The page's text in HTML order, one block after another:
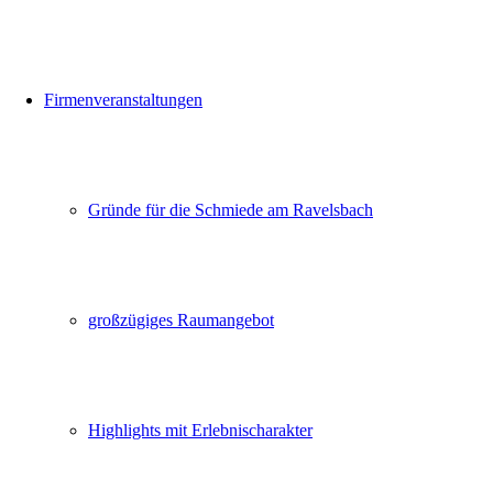
Firmenveranstaltungen
Gründe für die Schmiede am Ravelsbach
großzügiges Raumangebot
Highlights mit Erlebnischarakter